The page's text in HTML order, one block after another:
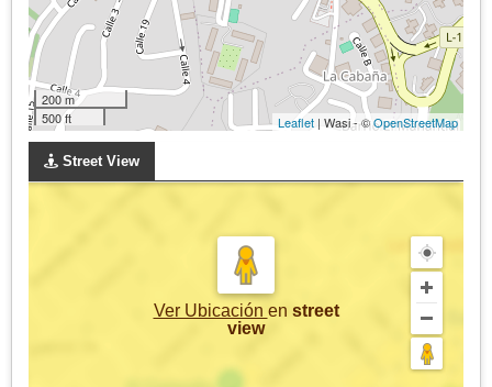
200 m
500 ft
Leaflet | Wasi - ©OpenStreetMap
Street View
Ver Ubicación en street
view